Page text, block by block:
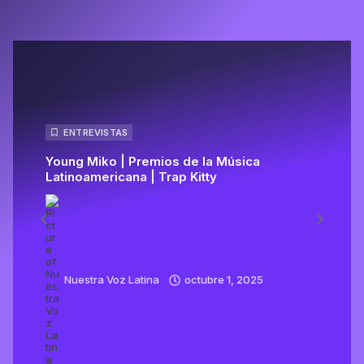
ENTREVISTAS
Young Miko | Premios de la Música
Latinoamericana | Trap Kitty
Nuestra Voz Latina octubre 1, 2025